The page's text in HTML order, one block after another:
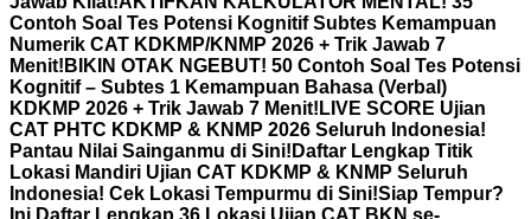
Contoh Soal Tes Potensi Kognitif Subtes Kemampuan
Numerik CAT KDKMP/KNMP 2026 + Trik Jawab 7
Menit! BIKIN OTAK NGEBUT! 50 Contoh Soal Tes Potensi
Kognitif – Subtes 1 Kemampuan Bahasa (Verbal)
KDKMP 2026 + Trik Jawab 7 Menit! LIVE SCORE Ujian
CAT PHTC KDKMP & KNMP 2026 Seluruh Indonesia!
Pantau Nilai Sainganmu di Sini! Daftar Lengkap Titik
Lokasi Mandiri Ujian CAT KDKMP & KNMP Seluruh
Indonesia! Cek Lokasi Tempurmu di Sini!Siap Tempur?
Ini Daftar Lengkap 36 Lokasi Ujian CAT BKN se-